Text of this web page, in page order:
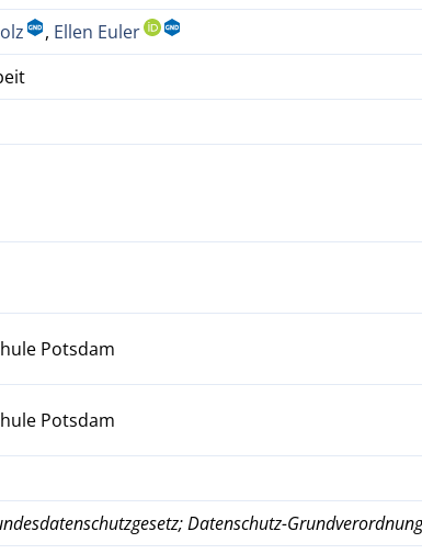
, Ellen Euler
Potsdam
Potsdam
Datenschutz-